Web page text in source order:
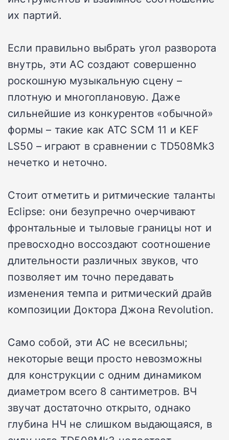
их партий.
Если правильно выбрать угол разворота
внутрь, эти АС создают совершенно
роскошную музыкальную сцену –
плотную и многоплановую. Даже
сильнейшие из конкурентов «обычной»
формы – такие как ATC SCM 11 и KEF
LS50 – играют в сравнении с TD508Mk3
нечетко и неточно.
Стоит отметить и ритмические таланты
Eclipse: они безупречно очерчивают
фронтальные и тыловые границы нот и
превосходно воссоздают соотношение
длительности различных звуков, что
позволяет им точно передавать
изменения темпа и ритмический драйв
композиции Доктора Джона Revolution.
Само собой, эти АС не всесильны;
некоторые вещи просто невозможны
для конструкции с одним динамиком
диаметром всего 8 сантиметров. ВЧ
звучат достаточно открыто, однако
глубина НЧ не слишком выдающаяся, в